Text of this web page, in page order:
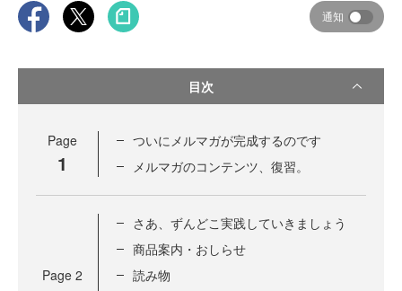
通知
目次
Page
1
ついにメルマガが完成するのです
メルマガのコンテンツ、復習。
Page 2
さあ、ずんどこ実践していきましょう
商品案内・おしらせ
読み物